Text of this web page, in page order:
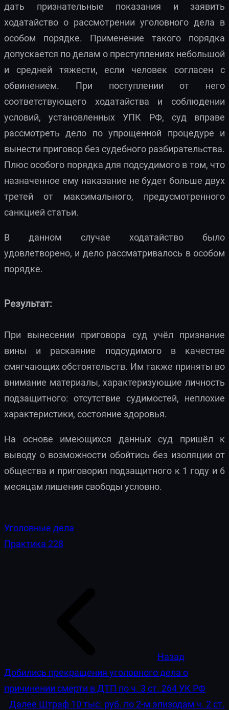
дать признательные показания и заявить
ходатайство о рассмотрении уголовного дела в
особом порядке. Применение такого порядка
допускается по делам о преступлениях небольшой
и средней тяжести, если человек согласен с
обвинением. При поступлении от него
соответствующего ходатайства и соблюдении
условий, установленных УПК РФ, суд вправе
рассмотреть дело по упрощенной процедуре и
вынести приговор без судебного разбирательства.
Плюс особого порядка для подсудимого в том, что
назначенное ему наказание не будет больше двух
третей от максимального, предусмотренного
санкцией статьи.
В данном случае ходатайство было
удовлетворено, и дело рассматривалось в особом
порядке.
Результат:
При вынесении приговора суд учёл признание
вины и раскаяние подсудимого в качестве
смягчающих обстоятельств. Им также приняты во
внимание материалы, характеризующие личность
подзащитного: отсутствие судимостей, неплохие
характеристики, состояние здоровья.
На основе имеющихся данных суд пришёл к
выводу о возможности обойтись без изоляции от
общества и приговорил подзащитного к 1 году и 6
месяцам лишения свободы условно.
Уголовные дела
Практика 228
Назад
Добились прекращения уголовного дела о
причинении смерти в ДТП по ч. 3 ст. 264 УК РФ
Далее Штраф 10 тыс. руб. по 2-м эпизодам ч. 2 ст.